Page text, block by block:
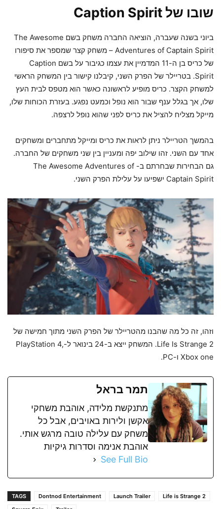
שובו של Caption Spirit
ביוני בשנה שעברה, הוציאה החברה משחק בשם The Awesome
Adventures of Captain Spirit – משחק קצר שמספר את סיפורו
של כריס בן ה-11 המדמיין את עצמו כגיבור על בשם Caption
Spirit. בטריילר של הפרק השני, קיבלנו קישור בין המשחק הראשי
למשחק הקצר. כריס מופיע לראשונה כאשר הוא מטפס לבית העץ
שלו, אך בגלל ענף שבור הוא נופל וכמעט נפגע. בעזרת הכוחות שלו,
מייקל מצליח להציל את כריס לפני שהוא נופל לרצפה.
בהמשך הטריילר ניתן לראות את כריס ומייקל מתחברים ומשחקים
אחד עם השני. זהו שילוב יפה ומעניין בין שני משחקים של החברה.
גם הבחירות שבחרתם ב- The Awesome Adventures of
Captain Spirit ישפיעו על עלילת הפרק השני.
וזהו, זה כל מה שהבנו מהטריילר של הפרק השני מתוך חמישה של
Life Is Strange 2. המשחק ייצא ב-24 בינואר ל-PlayStation 4,
Xbox one ו-PC.
תמר בראל
מתנקשת מלידה, אוהבת משחקי
אקשן ולירות באויבים, אבל כל
משחק עם עלילה טובה מרגש אותי.
אוהבת אנימה וסדרות גיקיות
See Full Bio
TAGS Dontnod Entertainment Launch Trailer
Life is Strange 2